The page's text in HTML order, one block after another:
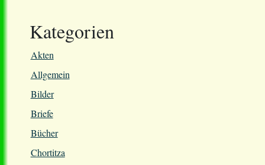
Kategorien
Akten
Allgemein
Bilder
Briefe
Bücher
Chortitza